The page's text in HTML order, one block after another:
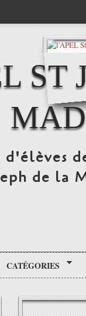
ST
d'élèves
de la
CATÉGORIES